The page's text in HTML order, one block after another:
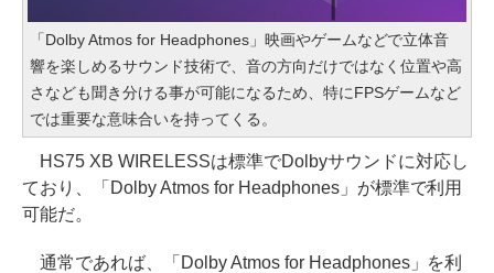
「Dolby Atmos for Headphones」映画やゲームなどで立体音
響を楽しめるサウンド技術で、音の方向だけではなく位置や高
さなども聞き分ける事が可能になるため、特にFPSゲームなど
では重要な意味合いを持ってくる。
HS75 XB WIRELESSは標準でDolbyサウンドに対応し
ており、「Dolby Atmos for Headphones」が標準で利用
可能だ。
通常であれば、「Dolby Atmos for Headphones」を利